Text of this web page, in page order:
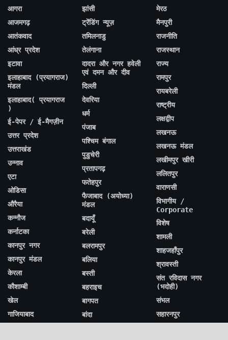
आगरा
आजमगढ़
आतंकवाद
आंध्र प्रदेश
इटावा
इलाहाबाद (प्रयागराज)
मंडल
इलाहाबाद( प्रयागराज
)
ई-पेपर / ई-मैगज़ीन
उत्तर प्रदेश
उत्तराखंड
उन्नाव
एटा
ओडिसा
औरैया
कन्नौज
कर्नाटका
कानपुर नगर
कानपुर मंडल
केरला
कौशाम्बी
खेल
गाजियाबाद
झांसी
ट्रेंडिंग न्यूज़
तमिलनाडु
तेलंगाना
दादरा और नगर हवेली
एवं दमन और दीव
दिल्ली
देवरिया
धर्म
पंजाब
पश्चिम बंगाल
पुडुचेरी
प्रतापगढ़
फतेहपुर
फैजाबाद (अयोध्या)
मंडल
बदायूँ
बरेली
बलरामपुर
बलिया
बस्ती
बहराइच
बागपत
बांदा
मेरठ
मैनपुरी
राजनीति
राजस्थान
राज्य
रामपुर
रायबरेली
राष्ट्रीय
लक्षद्वीप
लखनऊ
लखनऊ मंडल
लखीमपुर खीरी
ललितपुर
वाराणसी
विभागीय /
Corporate
विशेष
शामली
शाहजहाँपुर
श्रावस्ती
संत रविदास नगर
(भदोही)
संभल
सहारनपुर